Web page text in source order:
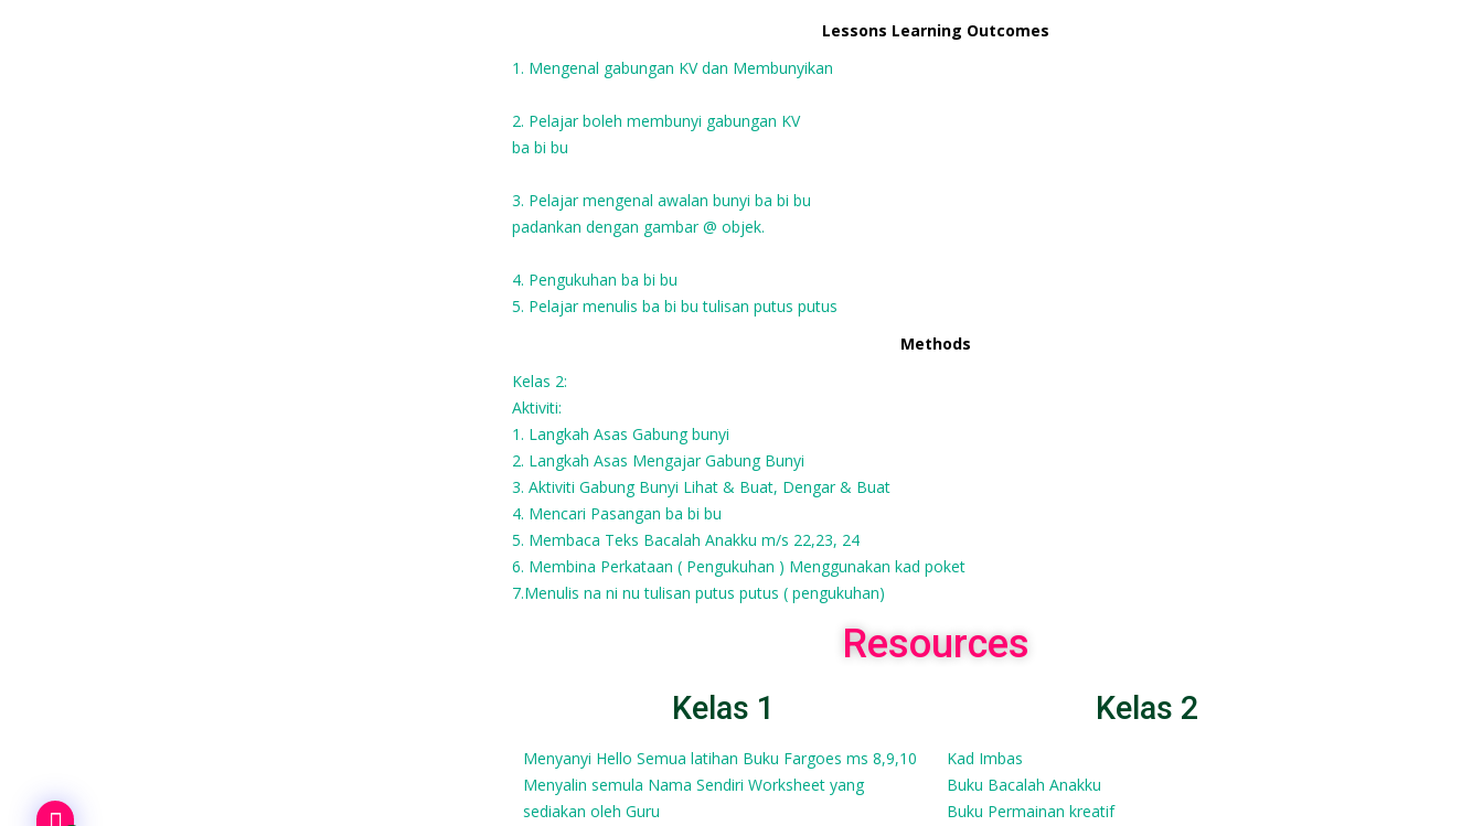
Lessons Learning Outcomes
1. Mengenal gabungan KV dan Membunyikan
2. Pelajar boleh membunyi gabungan KV
ba bi bu
3. Pelajar mengenal awalan bunyi ba bi bu
padankan dengan gambar @ objek.
4. Pengukuhan ba bi bu
5. Pelajar menulis ba bi bu tulisan putus putus
Methods
Kelas 2:
Aktiviti:
1. Langkah Asas Gabung bunyi
2. Langkah Asas Mengajar Gabung Bunyi
3. Aktiviti Gabung Bunyi Lihat & Buat, Dengar & Buat
4. Mencari Pasangan ba bi bu
5. Membaca Teks Bacalah Anakku m/s 22,23, 24
6. Membina Perkataan ( Pengukuhan ) Menggunakan kad poket
7.Menulis na ni nu tulisan putus putus ( pengukuhan)
Resources
Kelas 1
Menyanyi Hello Semua latihan Buku Fargoes ms 8,9,10
Menyalin semula Nama Sendiri Worksheet yang
sediakan oleh Guru
Kelas 2
Kad Imbas
Buku Bacalah Anakku
Buku Permainan kreatif